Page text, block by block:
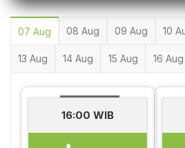
07 Aug 08 Aug 09 Aug 10
13 Aug 14 Aug 15 Aug 16 Aug
16:00 WIB